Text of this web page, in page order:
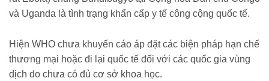
và Uganda là tình trạng khẩn cấp y tế công cộng quốc tế.
Hiện WHO chưa khuyến cáo áp đặt các biện pháp hạn chế
thương mại hoặc đi lại quốc tế đối với các quốc gia vùng
dịch do chưa có đủ cơ sở khoa học.